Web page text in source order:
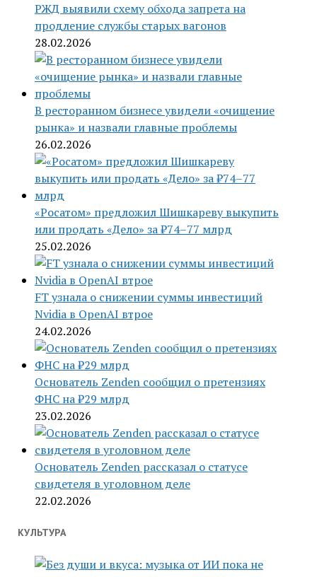
РЖД выявили схему обхода запрета на
продление службы старых вагонов
28.02.2026
В ресторанном бизнесе увидели «очищение
рынка» и назвали главные проблемы
26.02.2026
«Росатом» предложил Шишкареву выкупить
или продать «Дело» за ₽74–77 млрд
25.02.2026
FT узнала о снижении суммы инвестиций
Nvidia в OpenAI втрое
24.02.2026
Основатель Zenden сообщил о претензиях
ФНС на ₽29 млрд
23.02.2026
Основатель Zenden рассказал о статусе
свидетеля в уголовном деле
22.02.2026
КУЛЬТУРА